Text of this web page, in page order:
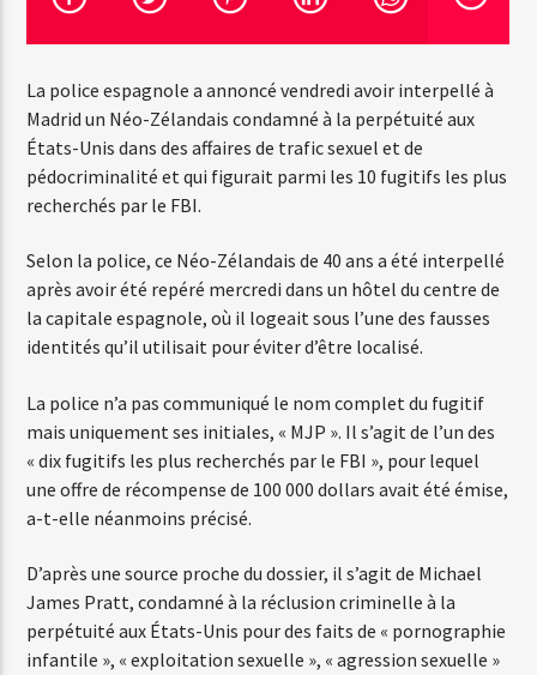
Emission en cours
Web-Radio-Années 100% 80s
07:00 22:00
Web-Radio-Le-Mosquitos
Web-Radio-Années 70
Web-Radio-Années 80
La police espagnole a annoncé vendredi avoir interpellé à
Madrid un Néo-Zélandais condamné à la perpétuité aux
États-Unis dans des affaires de trafic sexuel et de
pédocriminalité et qui figurait parmi les 10 fugitifs les plus
recherchés par le FBI.
Selon la police, ce Néo-Zélandais de 40 ans a été interpellé
après avoir été repéré mercredi dans un hôtel du centre de
la capitale espagnole, où il logeait sous l’une des fausses
identités qu’il utilisait pour éviter d’être localisé.
La police n’a pas communiqué le nom complet du fugitif
mais uniquement ses initiales, « MJP ». Il s’agit de l’un des
« dix fugitifs les plus recherchés par le FBI », pour lequel
une offre de récompense de 100 000 dollars avait été émise,
a-t-elle néanmoins précisé.
D’après une source proche du dossier, il s’agit de Michael
James Pratt, condamné à la réclusion criminelle à la
perpétuité aux États-Unis pour des faits de « pornographie
infantile », « exploitation sexuelle », « agression sexuelle »